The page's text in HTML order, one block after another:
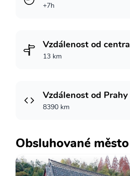
+7h
Vzdálenost od centra
13 km
Vzdálenost od Prahy
8390 km
Obsluhované město